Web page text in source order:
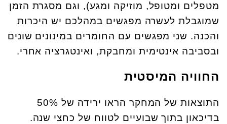
מטפלים ומטופל, מוזיקה ומגע), וגם מסגרת הזמן
שמוגבלת לעשרה מפגשים במהלכם יש היכרות
והכנה. שני מפגשים עם החומרים במינונים שונים
ובסביבה אינטימית ומחבקת, ואינטגרציה אחרי.
החוויה המיסטית
התוצאות של המחקר הראו ירידה של 50%
בדיכאון בתוך שבועיים לטווח של כחצי שנה.